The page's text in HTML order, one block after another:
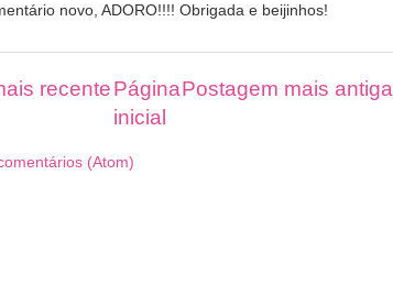
novo, ADORO!!!! Obrigada e beijinhos!
recente Postagem mais antiga
Página
inicial
(Atom)